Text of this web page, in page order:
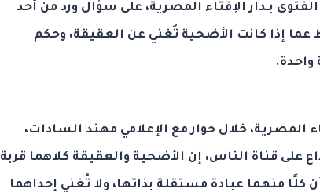
بـدار الإفتاء المصرية، على سؤال ورد من أحد
إذا كانت الأضحية تُغني عن العقيقة، وحكم
واحدة.
المصرية، خلال حوار مع الإعلامي مهند السادات،
على قناة الناس، إن الأضحية والعقيقة كلاهما قربة
كلًا منهما عبادة مستقلة بذاتها، ولا تُغني إحداهما